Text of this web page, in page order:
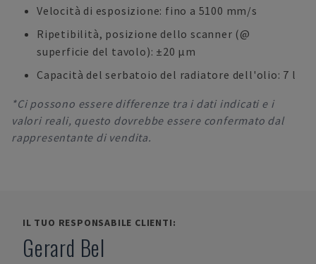
Velocità di esposizione: fino a 5100 mm/s
Ripetibilità, posizione dello scanner (@
superficie del tavolo): ±20 μm
Capacità del serbatoio del radiatore dell'olio: 7 l
*Ci possono essere differenze tra i dati indicati e i
valori reali, questo dovrebbe essere confermato dal
rappresentante di vendita.
IL TUO RESPONSABILE CLIENTI:
Gerard Bel